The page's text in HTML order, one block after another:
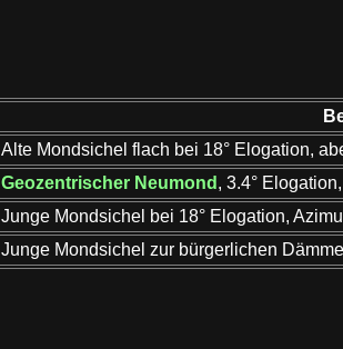
Alte Mondsichel flach bei 18° Elogation,
Geozentrischer Neumond , 3.4°
Junge Mondsichel bei 18° Elogation,
Junge Mondsichel zur bürgerlichen